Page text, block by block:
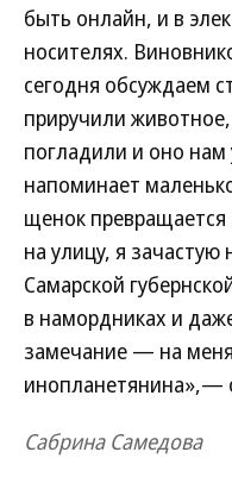
быть онлайн, и в
носителях.
сегодня обсуждаем
приручили
погладили и оно
напоминает
щенок
на улицу, я
Самарской
в намордниках и
замечание — на
инопланетянина»,—
Сабрина Самедова